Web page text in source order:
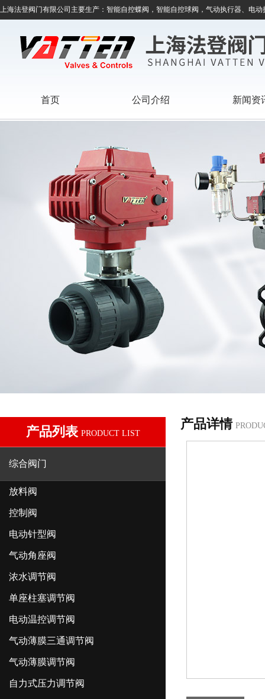
上海法登阀门有限公司主要生产：智能自控蝶阀，智能自控球阀，气动执行器、电
首页 公司介绍 新闻资
产品列表 PRODUCT LIST
综合阀门
放料阀
控制阀
电动针型阀
气动角座阀
浓水调节阀
单座柱塞调节阀
电动温控调节阀
气动薄膜三通调节阀
气动薄膜调节阀
自力式压力调节阀
产品详情